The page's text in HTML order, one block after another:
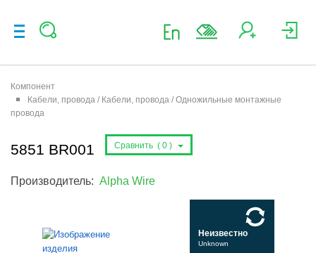
Компонент
Кабели, провода / Кабели, провода / Одножильные монтажные
провода
5851 BR001 Сравнить ( 0 )
Производитель: Alpha Wire